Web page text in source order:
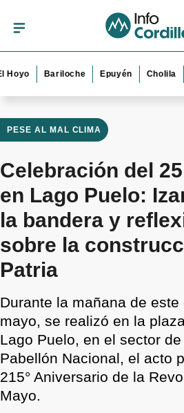
Bariloche Epuyén Cholila El
PESE AL MAL CLIMA
Celebración del
en Lago Puelo:
la bandera y
sobre la
Patria
Durante la mañana de
mayo, se realizó en la
Lago Puelo, en el sector
Pabellón Nacional, el acto
215° Aniversario de la
Mayo.